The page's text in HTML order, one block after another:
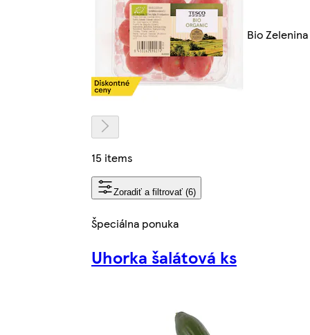
Bio Zelenina
15 items
Zoradiť a filtrovať (6)
Špeciálna ponuka
Uhorka šalátová ks